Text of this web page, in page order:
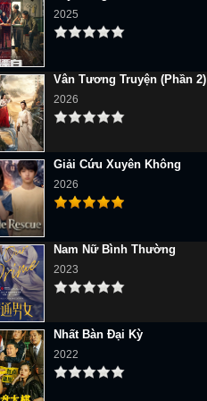
2025
Vân Tương Truyện (Phần 2)
2026
Giải Cứu Xuyên Không
2026
Nam Nữ Bình Thường
2023
Nhất Bàn Đại Kỳ
2022